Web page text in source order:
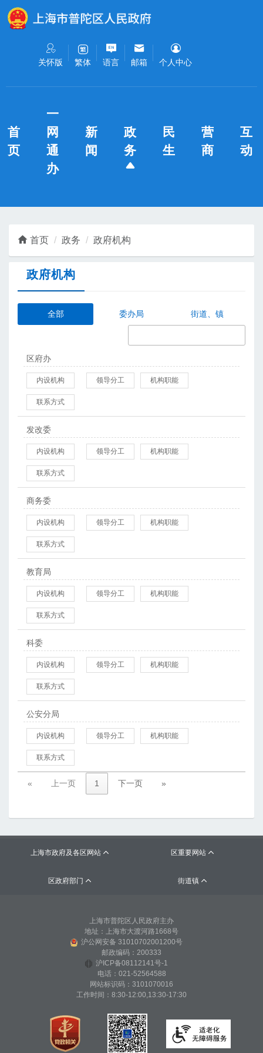
无障碍操作说明
关怀版 繁体 语言 邮箱 个人中心
首
页
一
网
通
办
新
闻
政
务
民
生
营
商
互
动
首页 政务 政府机构
政府机构
全部 委办局 街道、镇
区府办
内设机构 领导分工 机构职能
联系方式
发改委
内设机构 领导分工 机构职能
联系方式
商务委
内设机构 领导分工 机构职能
联系方式
教育局
内设机构 领导分工 机构职能
联系方式
科委
内设机构 领导分工 机构职能
联系方式
公安分局
内设机构 领导分工 机构职能
联系方式
« 上一页 1 下一页 »
上海市政府及各区网站  区重要网站 
区政府部门  街道镇 
上海市普陀区人民政府主办
地址：上海市大渡河路1668号
沪公网安备 31010702001200号
邮政编码：200333
沪ICP备08112141号-1
电话：021-52564588
网站标识码：3101070016
工作时间：8:30-12:00,13:30-17:30